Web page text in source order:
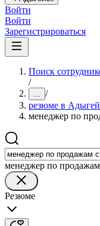
Войти
Войти
Зарегистрироваться
Поиск
/
... /
резюме в
менеджер по
менеджер по
Резюме